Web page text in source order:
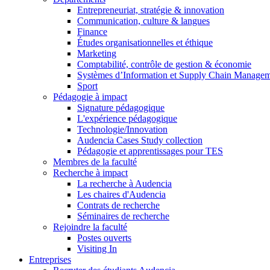
Entrepreneuriat, stratégie & innovation
Communication, culture & langues
Finance
Études organisationnelles et éthique
Marketing
Comptabilité, contrôle de gestion & économie
Systèmes d’Information et Supply Chain
Sport
Pédagogie à impact
Signature pédagogique
L'expérience pédagogique
Technologie/Innovation
Audencia Cases Study collection
Pédagogie et apprentissages pour TES
Membres de la faculté
Recherche à impact
La recherche à Audencia
Les chaires d'Audencia
Contrats de recherche
Séminaires de recherche
Rejoindre la faculté
Postes ouverts
Visiting In
Entreprises